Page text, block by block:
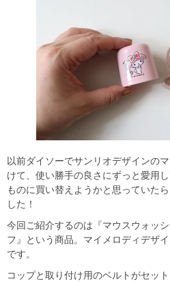
以前ダイソーでサンリオデザインの
けて、使い勝手の良さにずっと愛用
ものに買い替えようかと思っていた
した！
今回ご紹介するのは『マウスウォッ
フ』という商品。マイメロディデザ
です。
コップと取り付け用のベルトがセッ